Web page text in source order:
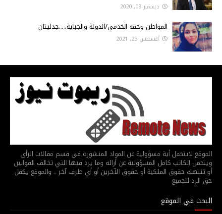
ديسمبر 03, 2020
المواطن وحقه الخدمي/الدولة والجباية.....جدليتان
أغسطس 23, 2021
الموقع لايتحمل أية مسؤولية عن المواد المنشورة في قسم مقالات الرأي
ويتحمل الكاتب كامل المسؤولية عن أرائه وما يرد فيها التي تخالف القوانين
أو تنتهك حقوق الملكية أو حقوق الآخرين أو أي طرف آخر .. والموقع يكفل
حق الرد للجميع
البحث في الموقع